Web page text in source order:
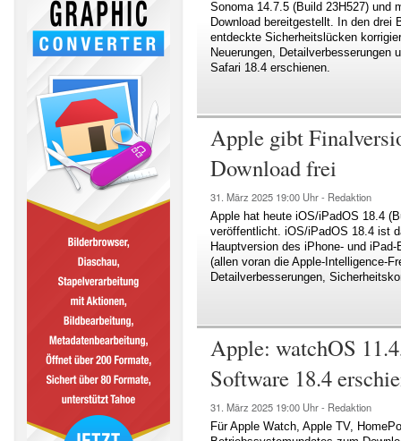
Sonoma 14.7.5 (Build 23H527) und
Download bereitgestellt. In den drei
entdeckte Sicherheitslücken
Neuerungen, Detailverbesserungen
Safari 18.4 erschienen.
Apple gibt
Download frei
31. März 2025 19:00 Uhr - Redaktion
Apple hat heute iOS/iPadOS 18.4
veröffentlicht. iOS/iPadOS 18.4 ist
Hauptversion des iPhone- und
(allen voran die Apple-Intelligence-
Detailverbesserungen,
Apple: watchOS
Software 18.4
31. März 2025 19:00 Uhr - Redaktion
Für Apple Watch, Apple TV,